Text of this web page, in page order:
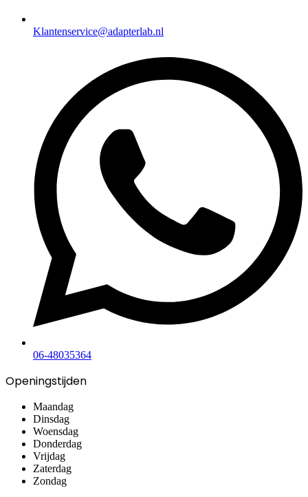
Klantenservice@adapterlab.nl
06-48035364
Openingstijden
Maandag
Dinsdag
Woensdag
Donderdag
Vrijdag
Zaterdag
Zondag